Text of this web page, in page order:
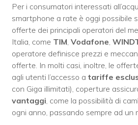
Per i consumatori interessati
smartphone a rate è oggi possibile
offerte dei principali operatori del
Italia, come TIM Vodafone
operatore definisce prezzi e
offerte. In molti casi, inoltre, le
agli utenti l’accesso a tariffe
con Giga illimitati), coperture
vantaggi , come la possibilità di
ogni anno, passando sempre ad un